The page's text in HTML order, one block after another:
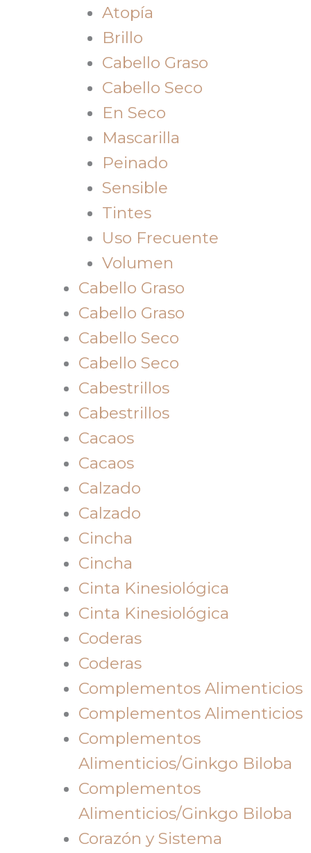
Atopía
Brillo
Cabello Graso
Cabello Seco
En Seco
Mascarilla
Peinado
Sensible
Tintes
Uso Frecuente
Volumen
Cabello Graso
Cabello Graso
Cabello Seco
Cabello Seco
Cabestrillos
Cabestrillos
Cacaos
Cacaos
Calzado
Calzado
Cincha
Cincha
Cinta Kinesiológica
Cinta Kinesiológica
Coderas
Coderas
Complementos Alimenticios
Complementos Alimenticios
Complementos
Alimenticios/Ginkgo Biloba
Complementos
Alimenticios/Ginkgo Biloba
Corazón y Sistema